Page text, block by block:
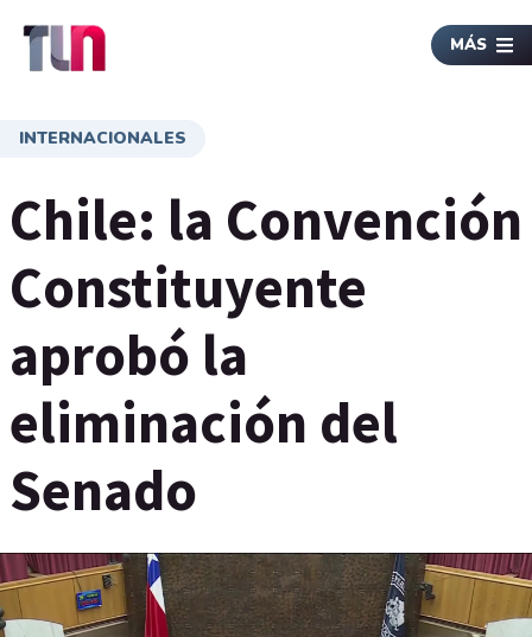
MÁS
INTERNACIONALES
Chile: la Convención
Constituyente
aprobó la
eliminación del
Senado